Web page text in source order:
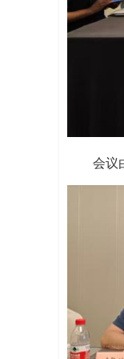
会议